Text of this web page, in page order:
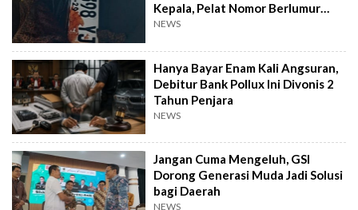
Kepala, Pelat Nomor Berlumur
Darah
NEWS
Hanya Bayar Enam Kali Angsuran,
Debitur Bank Pollux Ini Divonis 2
Tahun Penjara
NEWS
Jangan Cuma Mengeluh, GSI
Dorong Generasi Muda Jadi Solusi
bagi Daerah
NEWS